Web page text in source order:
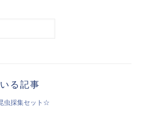
る記事
虫採集セット☆